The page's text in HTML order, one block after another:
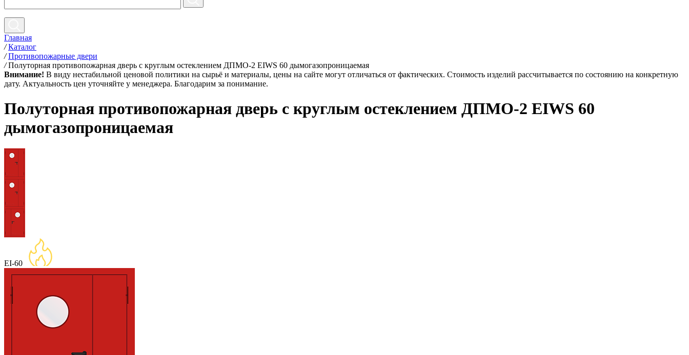
Главная
/ Каталог
/ Противопожарные двери
/ Полуторная противопожарная дверь с круглым остеклением ДПМО-2 EIWS 60 дымогазопроницаемая
Внимание! В виду нестабильной ценовой политики на сырьё и материалы, цены на сайте могут отличаться от фактических. Стоимость изделий рассчитывается по состоянию на конкретную
дату. Актуальность цен уточняйте у менеджера. Благодарим за понимание.
Полуторная противопожарная дверь с круглым остеклением ДПМО-2 EIWS 60
дымогазопроницаемая
EI-60